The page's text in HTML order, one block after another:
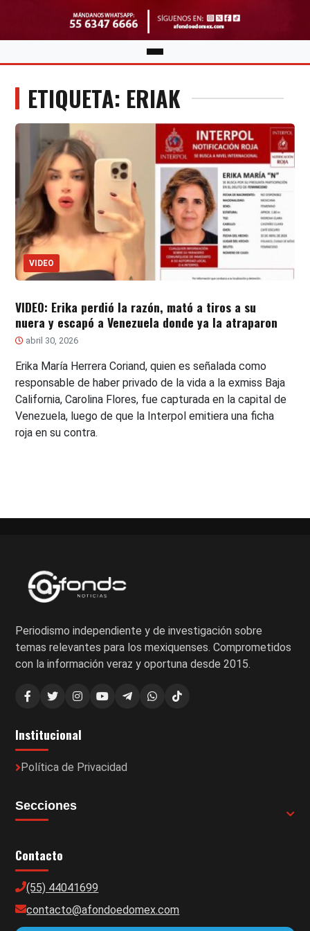
ETIQUETA: ERIAK
VIDEO
VIDEO: Erika perdió la razón, mató a tiros a su
nuera y escapó a Venezuela donde ya la atraparon
abril 30, 2026
Erika María Herrera Coriand, quien es señalada como
responsable de haber privado de la vida a la exmiss Baja
California, Carolina Flores, fue capturada en la capital de
Venezuela, luego de que la Interpol emitiera una ficha
roja en su contra.
Periodismo independiente y de investigación sobre
temas relevantes para los mexiquenses. Comprometidos
con la información veraz y oportuna desde 2015.
Institucional
Política de Privacidad
Secciones
Contacto
(55) 44041699
contacto@afondoedomex.com